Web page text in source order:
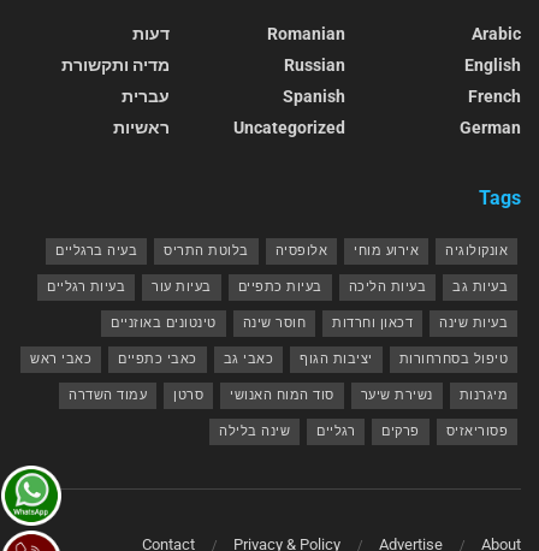
Arabic
English
French
German
Romanian
Russian
Spanish
Uncategorized
דעות
מדיה ותקשורת
עברית
ראשיות
Tags
אונקולוגיה אירוע מוחי אלופסיה בלוטת התריס בעיה ברגליים
בעיות גב בעיות הליכה בעיות כתפיים בעיות עור בעיות רגליים
בעיות שינה דכאון וחרדות חוסר שינה טינטונים באוזניים
טיפול בסחרחורות יציבות הגוף כאבי גב כאבי כתפיים כאבי ראש
מיגרנות נשירת שיער סוד המוח האנושי סרטן עמוד השדרה
פסוריאזיס פרקים רגליים שינה בלילה
About
Advertise
Privacy & Policy
Contact